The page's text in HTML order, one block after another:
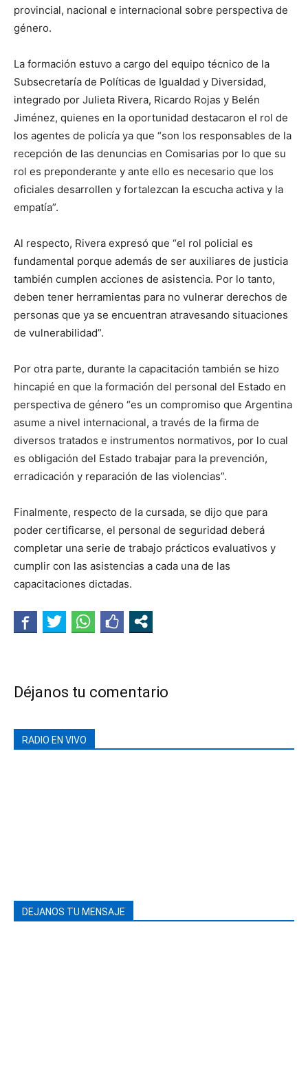
provincial, nacional e internacional sobre perspectiva de
género.
La formación estuvo a cargo del equipo técnico de la
Subsecretaría de Políticas de Igualdad y Diversidad,
integrado por Julieta Rivera, Ricardo Rojas y Belén
Jiménez, quienes en la oportunidad destacaron el rol de
los agentes de policía ya que “son los responsables de la
recepción de las denuncias en Comisarias por lo que su
rol es preponderante y ante ello es necesario que los
oficiales desarrollen y fortalezcan la escucha activa y la
empatía”.
Al respecto, Rivera expresó que “el rol policial es
fundamental porque además de ser auxiliares de justicia
también cumplen acciones de asistencia. Por lo tanto,
deben tener herramientas para no vulnerar derechos de
personas que ya se encuentran atravesando situaciones
de vulnerabilidad”.
Por otra parte, durante la capacitación también se hizo
hincapié en que la formación del personal del Estado en
perspectiva de género “es un compromiso que Argentina
asume a nivel internacional, a través de la firma de
diversos tratados e instrumentos normativos, por lo cual
es obligación del Estado trabajar para la prevención,
erradicación y reparación de las violencias”.
Finalmente, respecto de la cursada, se dijo que para
poder certificarse, el personal de seguridad deberá
completar una serie de trabajo prácticos evaluativos y
cumplir con las asistencias a cada una de las
capacitaciones dictadas.
Déjanos tu comentario
RADIO EN VIVO
DEJANOS TU MENSAJE